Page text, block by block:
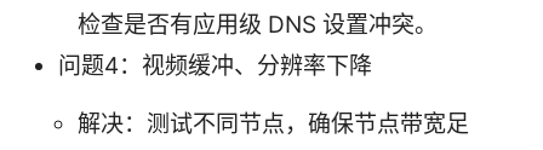
检查是否有应用级 DNS 设置冲突。
问题4：视频缓冲、分辨率下降
解决：测试不同节点，确保节点带宽足